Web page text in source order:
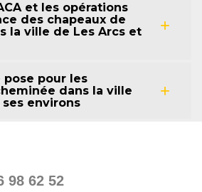
et les opérations
des chapeaux de
la ville de Les Arcs et
pose pour les
dans la ville
environs
98 62 52